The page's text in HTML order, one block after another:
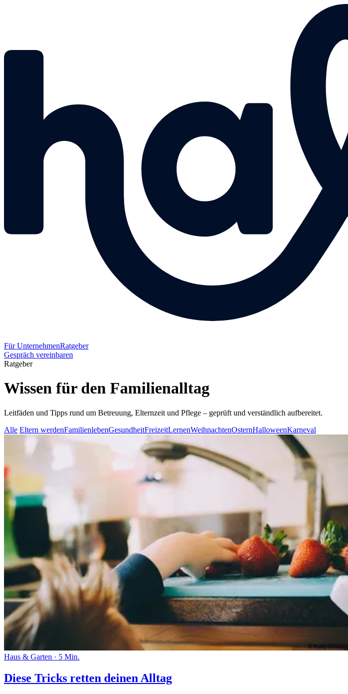
Für UnternehmenRatgeber
Gespräch vereinbaren
Ratgeber
Wissen für den Familienalltag
Leitfäden und Tipps rund um Betreuung, Elternzeit und Pflege – geprüft und verständlich aufbereitet.
Alle Eltern werdenFamilienlebenGesundheitFreizeitLernenWeihnachtenOsternHalloweenKarneval
Haus & Garten · 5 Min.
Diese Tricks retten deinen Alltag